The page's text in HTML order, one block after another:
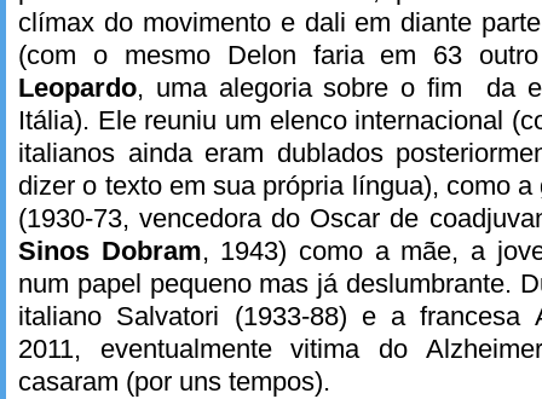
clímax do movimento e dali em diante
(com o mesmo Delon faria em 63
Leopardo, uma alegoria sobre o fim da
Itália). Ele reuniu um elenco internacional
italianos ainda eram dublados
dizer o texto em sua própria língua), como
(1930-73, vencedora do Oscar de
Sinos Dobram, 1943) como a mãe, a
num papel pequeno mas já deslumbrante.
italiano Salvatori (1933-88) e a francesa
2011, eventualmente vitima do
casaram (por uns tempos).